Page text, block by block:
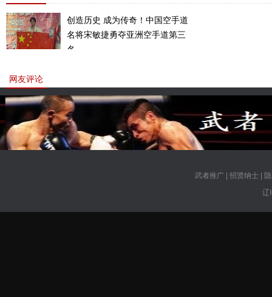
创造历史 成为传奇！中国空手道
名将宋敏捷勇夺亚洲空手道第三
名。
网友评论
武者推广| 招贤纳士|
辽